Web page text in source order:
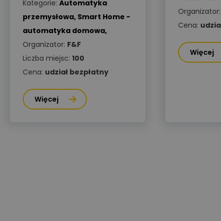
Kategorie: Automatyka
przemysłowa, Smart Home -
automatyka domowa,
Organizator: F&F
Liczba miejsc: 100
Cena: udział bezpłatny
Więcej
Organizator:
Cena:
Więcej